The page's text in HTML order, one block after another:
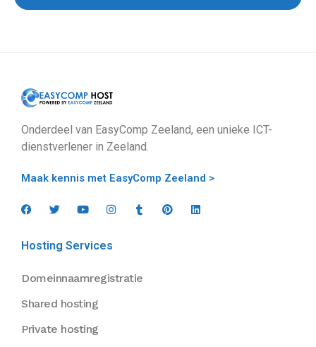
Onderdeel van EasyComp Zeeland, een unieke ICT-
dienstverlener in Zeeland.
Maak kennis met EasyComp Zeeland >
Hosting Services
Domeinnaamregistratie
Shared hosting
Private hosting